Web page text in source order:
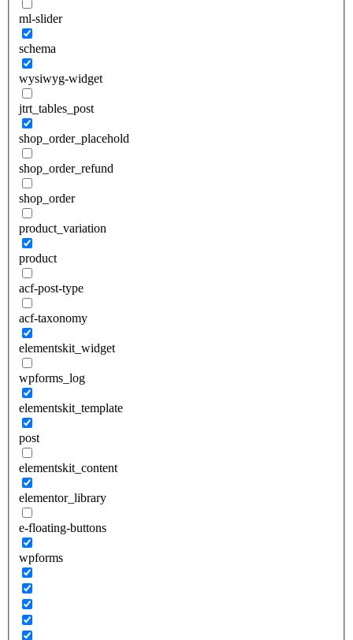
ml-slider
schema
wysiwyg-widget
jtrt_tables_post
shop_order_placehold
shop_order_refund
shop_order
product_variation
product
acf-post-type
acf-taxonomy
elementskit_widget
wpforms_log
elementskit_template
post
elementskit_content
elementor_library
e-floating-buttons
wpforms